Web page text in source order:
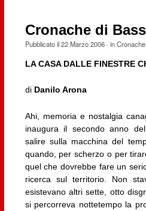
Cronache di
Pubblicato il22 Marzo 2006· in
LA CASA DALLE FINESTRE
di Danilo Arona
Ahi, memoria e nostalgia
inaugura il secondo anno
salire sulla macchina del
quando, per scherzo o per
quel che dovrebbe fare un
ricerca sul territorio. Non
esistevano altri sette, otto
si percorreva nottetempo la